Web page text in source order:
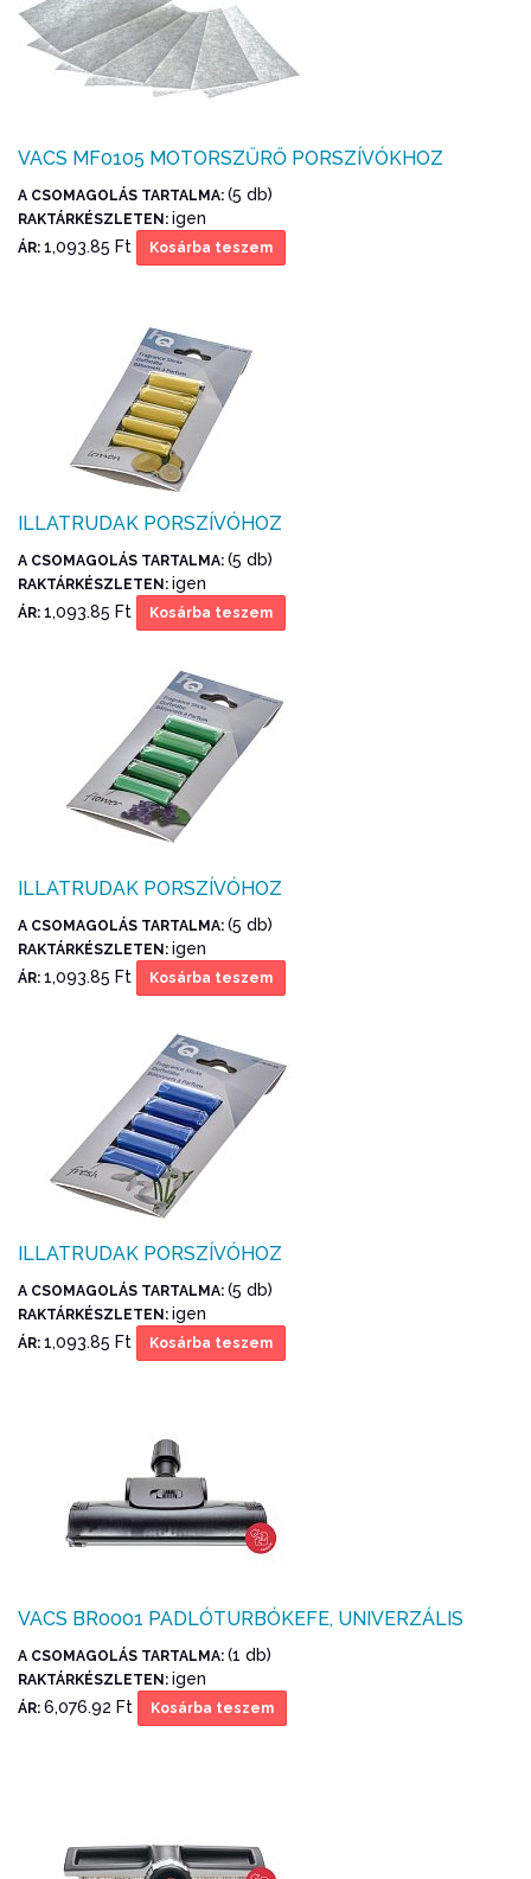
VACS MF0105 MOTORSZŰRŐ PORSZÍVÓKHOZ
A CSOMAGOLÁS TARTALMA: (5 db)
RAKTÁRKÉSZLETEN: igen
ÁR: 1,093.85 Ft Kosárba teszem
ILLATRUDAK PORSZÍVÓHOZ
A CSOMAGOLÁS TARTALMA: (5 db)
RAKTÁRKÉSZLETEN: igen
ÁR: 1,093.85 Ft Kosárba teszem
ILLATRUDAK PORSZÍVÓHOZ
A CSOMAGOLÁS TARTALMA: (5 db)
RAKTÁRKÉSZLETEN: igen
ÁR: 1,093.85 Ft Kosárba teszem
ILLATRUDAK PORSZÍVÓHOZ
A CSOMAGOLÁS TARTALMA: (5 db)
RAKTÁRKÉSZLETEN: igen
ÁR: 1,093.85 Ft Kosárba teszem
VACS BR0001 PADLÓTURBÓKEFE, UNIVERZÁLIS
A CSOMAGOLÁS TARTALMA: (1 db)
RAKTÁRKÉSZLETEN: igen
ÁR: 6,076.92 Ft Kosárba teszem